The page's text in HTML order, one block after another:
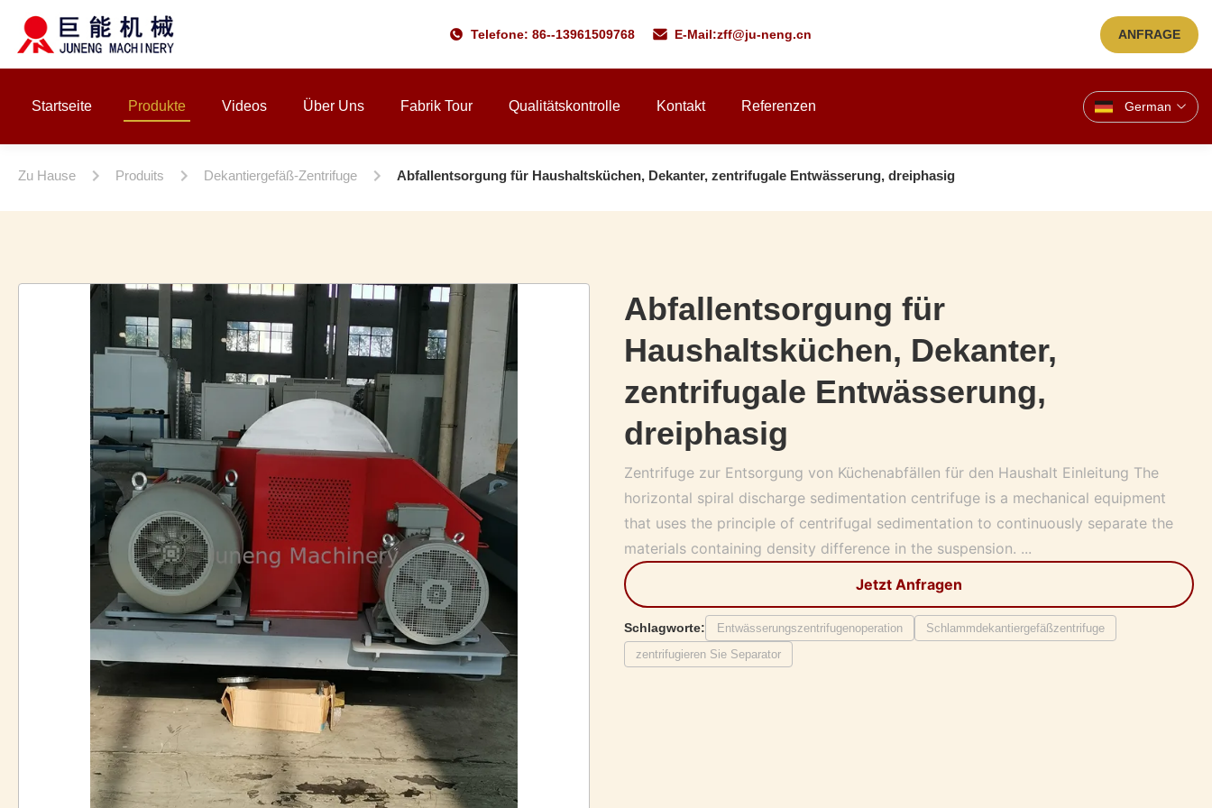
Telefone: 86--13961509768 E-Mail:zff@ju-neng.cn ANFRAGE
Startseite Produkte Videos Über Uns Fabrik Tour Qualitätskontrolle Kontakt Referenzen German
Zu Hause Produits Dekantiergefäß-Zentrifuge Abfallentsorgung für Haushaltsküchen, Dekanter, zentrifugale Entwässerung, dreiphasig
Abfallentsorgung für
Haushaltsküchen, Dekanter,
zentrifugale Entwässerung,
dreiphasig
Zentrifuge zur Entsorgung von Küchenabfällen für den Haushalt Einleitung The
horizontal spiral discharge sedimentation centrifuge is a mechanical equipment
that uses the principle of centrifugal sedimentation to continuously separate the
materials containing density difference in the suspension. ...
Jetzt Anfragen
Schlagworte: Entwässerungszentrifugenoperation
Schlammdekantiergefäßzentrifuge
zentrifugieren Sie Separator